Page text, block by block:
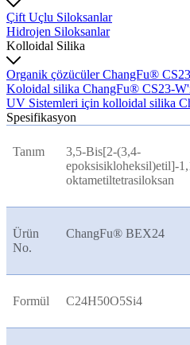
Çift Uçlu Siloksanlar
Hidrojen Siloksanlar
Kolloidal Silika
Organik çözücüler ChangFu®
Koloidal silika ChangFu® CS23-
UV Sistemleri için kolloidal silika
Spesifikasyon
Tanım
3,5-Bis[2-(3,4-
epoksisikloheksil)etil]-
oktametiltetrasiloksan
Ürün
No.
ChangFu® BEX24
Formül C24H50O5Si4